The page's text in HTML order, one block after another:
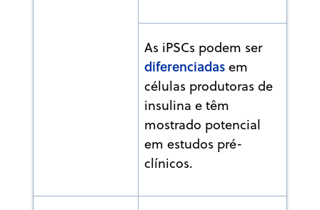
As iPSCs podem ser
diferenciadas em
células produtoras de
insulina e têm
mostrado potencial
em estudos pré-
clínicos.